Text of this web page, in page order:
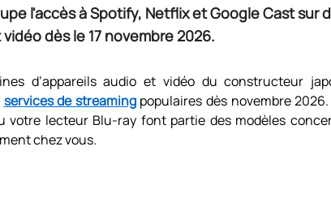
l'accès à Spotify, Netflix et Google Cast sur
dès le 17 novembre 2026.
d’appareils audio et vidéo du constructeur
services de streamingpopulaires dès novembre
votre lecteur Blu-ray font partie des modèles
chez vous.